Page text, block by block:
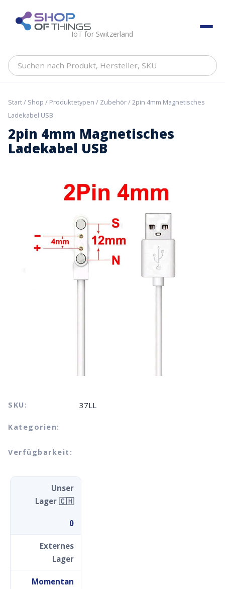
content ShopOfThings
IoT for Switzerland
Suchen
Hersteller,
Start/ Shop / Produktetypen / Zubehör/ 2pin 4mm Magnetisches
Ladekabel USB
2pin 4mm Magnetisches
Ladekabel USB
SKU: 37LL
Kategorien:
Verfügbarkeit:
Unser
Lager 🇨🇭
0
Externes
Lager
Momentan